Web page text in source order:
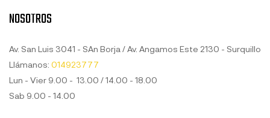
NOSOTROS
Av. San Luis 3041 - SAn Borja / Av. Angamos Este 2130 - Surquillo
Llámanos: 014923777
Lun - Vier 9.00 - 13.00 / 14.00 - 18.00
Sab 9.00 - 14.00